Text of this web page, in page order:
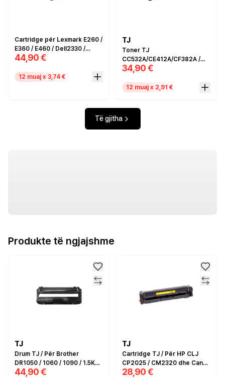
Cartridge për Lexmark E260 /
E360 / E460 / Dell2330 /
E260X22G / Compatible
44,90 €
12 muaj x 3,74 €
TJ
Toner TJ
CC532A/CE412A/CF382A /
Për HP Color LaserJet
2025 / 2026 / 2027 / CM2320
M475dn / M476dn MFP / I
verdhë / Compatible
34,90 €
12 muaj x 2,91 €
Të gjitha
Produkte të ngjajshme
TJ
Drum TJ / Për Brother
DR1050 / 1060 / 1090 / 1.5K
faqe / Compatible
44,90 €
TJ
Cartridge TJ / Për HP CLJ
CP2025 / CM2320 dhe Canon
MF8350 / Zëvendësim për
28,90 €